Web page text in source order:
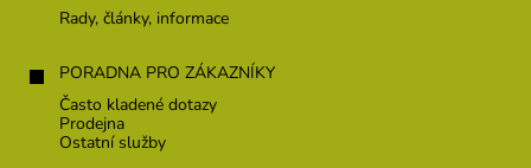
Rady, články, informace
PORADNA PRO ZÁKAZNÍKY
Často kladené dotazy
Prodejna
Ostatní služby